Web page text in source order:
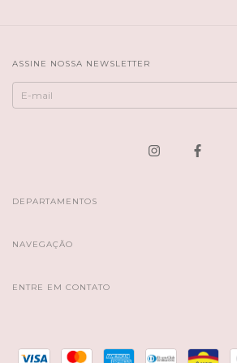
ASSINE NOSSA NEWSLETTER
DEPARTAMENTOS
NAVEGAÇÃO
ENTRE EM CONTATO